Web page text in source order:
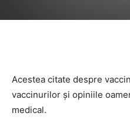
Acestea citate despre
vaccinurilor și opiniile
medical.